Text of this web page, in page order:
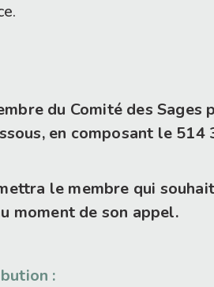
du Comité des
en composant le
le membre qui
moment de son appel.
: